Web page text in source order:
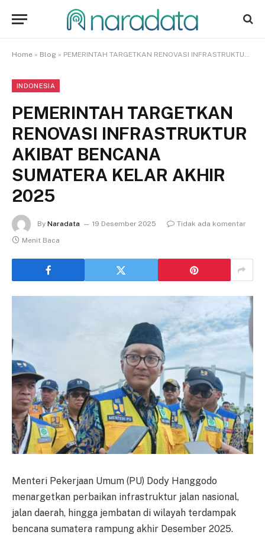
Home » Blog » PEMERINTAH TARGETKAN RENOVASI INFRASTRUKTUR AKIBAT BENCANA SUMATERA KELAR AKHIR 2025
INDONESIA
PEMERINTAH TARGETKAN
RENOVASI INFRASTRUKTUR
AKIBAT BENCANA
SUMATERA KELAR AKHIR
2025
By Naradata 19 Desember 2025
Tidak ada komentar
Menit Baca
Menteri Pekerjaan Umum (PU) Dody Hanggodo
menargetkan perbaikan infrastruktur jalan nasional,
jalan daerah, hingga jembatan di wilayah terdampak
bencana sumatera rampung akhir Desember 2025.